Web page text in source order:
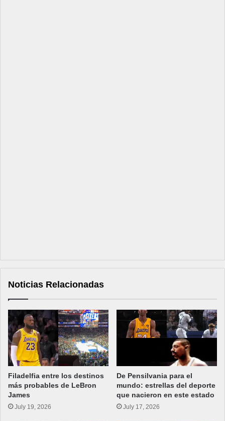
Noticias Relacionadas
Filadelfia entre los destinos
más probables de LeBron
James
July 19, 2026
De Pensilvania para el
mundo: estrellas del deporte
que nacieron en este estado
July 17, 2026